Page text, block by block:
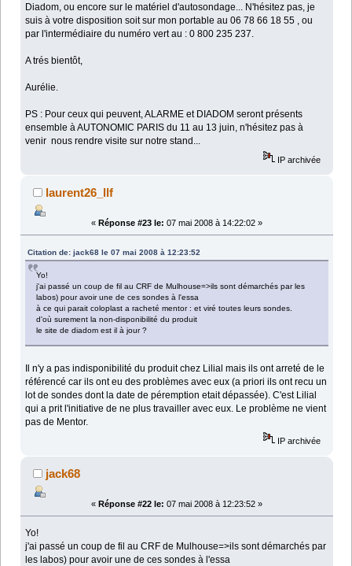
Diadom, ou encore sur le matériel d'autosondage... N'hésitez pas, je
suis à votre disposition soit sur mon portable au 06 78 66 18 55 , ou
par l'intermédiaire du numéro vert au : 0 800 235 237.
A trés bientôt,
Aurélie.
PS : Pour ceux qui peuvent, ALARME et DIADOM seront présents
ensemble à AUTONOMIC PARIS du 11 au 13 juin, n'hésitez pas à
venir nous rendre visite sur notre stand...
IP archivée
laurent26_llf
« Réponse #23 le: 07 mai 2008 à 14:22:02 »
Citation de: jack68 le 07 mai 2008 à 12:23:52
Yo!
j'ai passé un coup de fil au CRF de Mulhouse=>ils sont démarchés par les
labos) pour avoir une de ces sondes à l'essa
à ce qui parait coloplast a racheté mentor : et viré toutes leurs sondes.
d'où surement la non-disponibilité du produit
le site de diadom est il à jour ?
Il n'y a pas indisponibilité du produit chez Lilial mais ils ont arreté de le
référencé car ils ont eu des problèmes avec eux (a priori ils ont recu un
lot de sondes dont la date de péremption etait dépassée). C'est Lilial
qui a prit l'initiative de ne plus travailler avec eux. Le problème ne vient
pas de Mentor.
IP archivée
jack68
« Réponse #22 le: 07 mai 2008 à 12:23:52 »
Yo!
j'ai passé un coup de fil au CRF de Mulhouse=>ils sont démarchés par
les labos) pour avoir une de ces sondes à l'essa